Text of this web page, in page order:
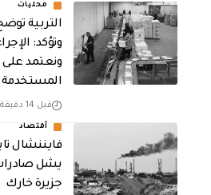
محليات
التربية
وتؤكد:
ونعتمد على
المستخدمة
قبل 14 دقيقة
أقتصاد
فايننشال
يشل صادرات
جزيرة خارك